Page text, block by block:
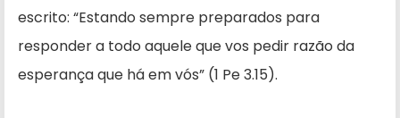
escrito: “Estando sempre preparados para
responder a todo aquele que vos pedir razão da
esperança que há em vós” (1 Pe 3.15).